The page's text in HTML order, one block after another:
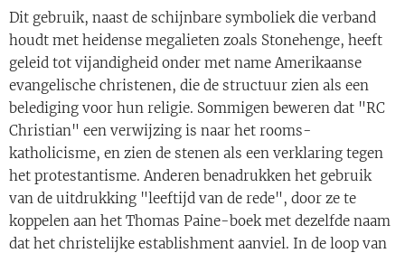
Dit gebruik, naast de schijnbare symboliek die verband
houdt met heidense megalieten zoals Stonehenge, heeft
geleid tot vijandigheid onder met name Amerikaanse
evangelische christenen, die de structuur zien als een
belediging voor hun religie. Sommigen beweren dat "RC
Christian" een verwijzing is naar het rooms-
katholicisme, en zien de stenen als een verklaring tegen
het protestantisme. Anderen benadrukken het gebruik
van de uitdrukking "leeftijd van de rede", door ze te
koppelen aan het Thomas Paine-boek met dezelfde naam
dat het christelijke establishment aanviel. In de loop van